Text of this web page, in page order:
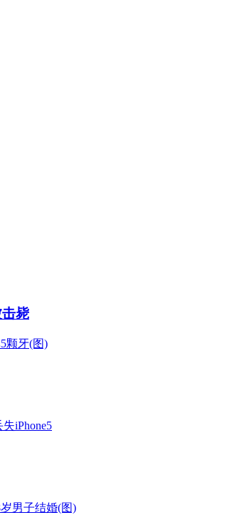
毙
颗牙(图)
iPhone5
男子结婚(图)